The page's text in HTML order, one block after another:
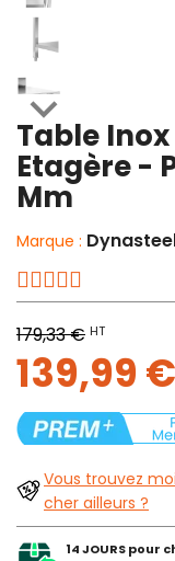

Table
Etagère -
Mm
Marque :
179,33 € HT
139,99 €
Vous trouvez
cher ailleurs ?
14 JOURS pour